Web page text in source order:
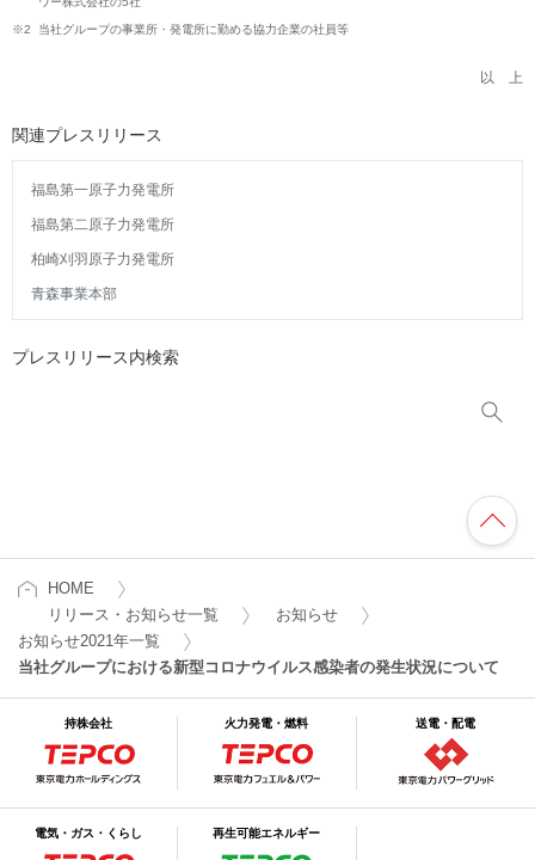
※2 当社グループの事業所・発電所に勤める協力企業の社員等
以 上
関連プレスリリース
福島第一原子力発電所
福島第二原子力発電所
柏崎刈羽原子力発電所
青森事業本部
プレスリリース内検索
HOME
リリース・お知らせ一覧
お知らせ
お知らせ2021年一覧
当社グループにおける新型コロナウイルス感染者の発生状況について
持株会社 火力発電・燃料 送電・配電
電気・ガス・くらし 再生可能エネルギー